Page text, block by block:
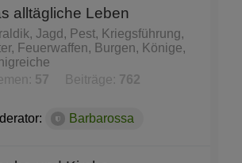
alltägliche Leben
Jagd, Pest, Kriegsführung,
Feuerwaffen, Burgen, Könige,
57 Beiträge: 762
Barbarossa